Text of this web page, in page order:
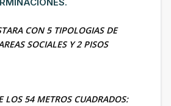
CON 5 TIPOLOGIAS DE
SOCIALES Y 2 PISOS
LOS 54 METROS CUADRADOS: